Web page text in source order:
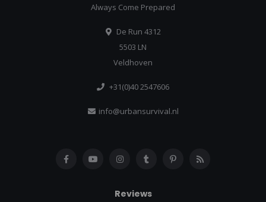
Always Come Prepared
De Run 4312
5503 LN
Veldhoven
+31(0)40 2547606
info@urbansurvival.nl
Reviews